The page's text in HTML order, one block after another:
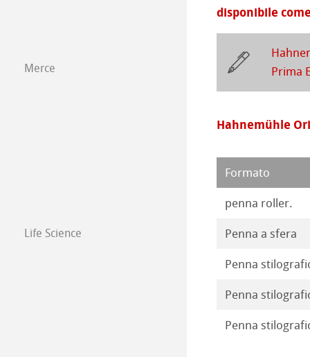
Carta isometrica
Prodotti con co-
Opere 2018
Opere 2017
Merce
Life Science
disponibile
Prima
Hahnemühle
Formato
penna roller.
Penna a sfera
Penna
Penna
Penna